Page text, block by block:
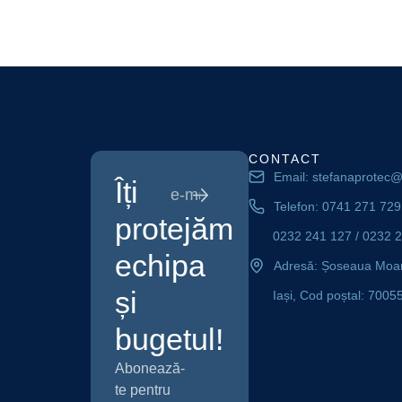
Îți
protejăm
echipa
și
bugetul!
Abonează-
te pentru
CONTACT
Email:
Telefon: 0741 271 729
0232 241 127 /0232
Adresă: Șoseaua
Iași, Cod poștal: